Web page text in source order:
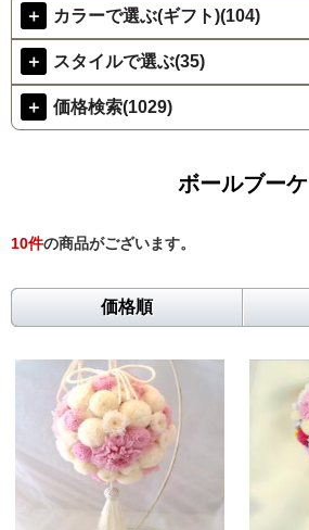
＋ カラーで選ぶ(ギフト)(104)
＋ スタイルで選ぶ(35)
＋ 価格検索(1029)
ボールブーケ
10件の商品がございます。
価格順